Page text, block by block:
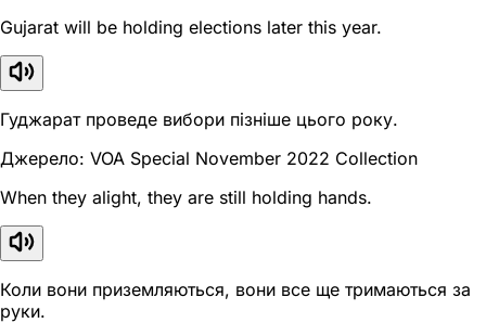
Gujarat will be holding elections later this year.
Гуджарат проведе вибори пізніше цього року.
Джерело: VOA Special November 2022 Collection
When they alight, they are still holding hands.
Коли вони приземляються, вони все ще тримаються за
руки.